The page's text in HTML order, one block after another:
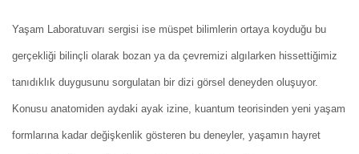
Yaşam Laboratuvarı sergisi ise müspet bilimlerin ortaya koyduğu bu
gerçekliği bilinçli olarak bozan ya da çevremizi algılarken hissettiğimiz
tanıdıklık duygusunu sorgulatan bir dizi görsel deneyden oluşuyor.
Konusu anatomiden aydaki ayak izine, kuantum teorisinden yeni yaşam
formlarına kadar değişkenlik gösteren bu deneyler, yaşamın hayret